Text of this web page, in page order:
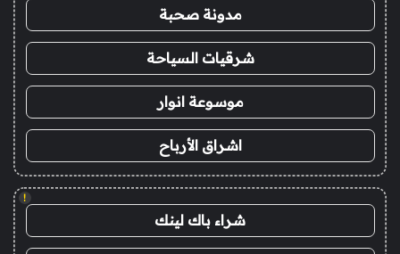
مدونة صحبة
شرقيات السياحة
موسوعة انوار
اشراق الأرباح
!
شراء باك لينك